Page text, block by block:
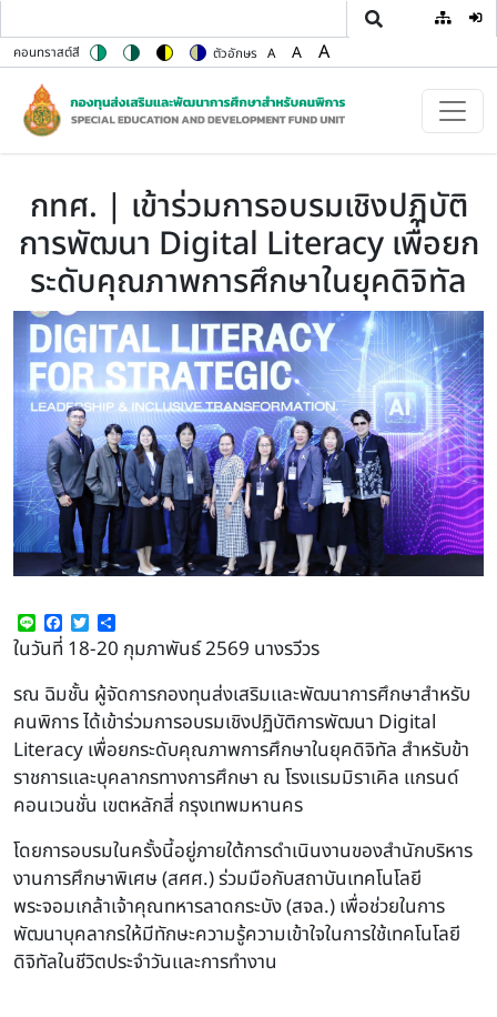
คอนทราสต์สี
Switch to color theme
Switch to high contrast theme
Switch to high visibility theme
Switch to soft theme
ตัวอักษร A
Set font size to 100%
A
Set font size to 125%
A
กทศ. | เข้าร่วมการอบรมเชิงปฏิบัติ
การพัฒนา Digital Literacy เพื่อยก
ระดับคุณภาพการศึกษาในยุคดิจิทัล
Line Facebook
Twitter
ในวันที่ 18-20 กุมภาพันธ์ 2569 นางรวีวร
รณ ฉิมชั้น ผู้จัดการกองทุนส่งเสริมเเละพัฒนาการศึกษาสำหรับ
คนพิการ ได้เข้าร่วมการอบรมเชิงปฏิบัติการพัฒนา Digital
Literacy เพื่อยกระดับคุณภาพการศึกษาในยุคดิจิทัล สำหรับข้า
ราชการเเละบุคลากรทางการศึกษา ณ โรงเเรมมิราเคิล เเกรนด์
คอนเวนชั่น เขตหลักสี่ กรุงเทพมหานคร
โดยการอบรมในครั้งนี้อยู่ภายใต้การดำเนินงานของสำนักบริหาร
งานการศึกษาพิเศษ (สศศ.) ร่วมมือกับสถาบันเทคโนโลยี
พระจอมเกล้าเจ้าคุณทหารลาดกระบัง (สจล.) เพื่อช่วยในการ
พัฒนาบุคลากรให้มีทักษะความรู้ความเข้าใจในการใช้เทคโนโลยี
ดิจิทัลในชีวิตประจำวันเเละการทำงาน